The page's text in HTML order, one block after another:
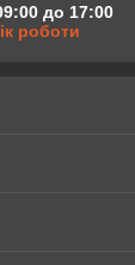
до 17:00
роботи